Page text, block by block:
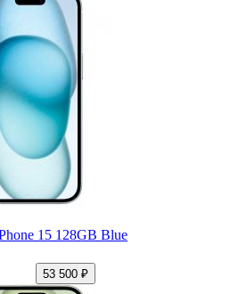
15 128GB Blue
53 500 ₽